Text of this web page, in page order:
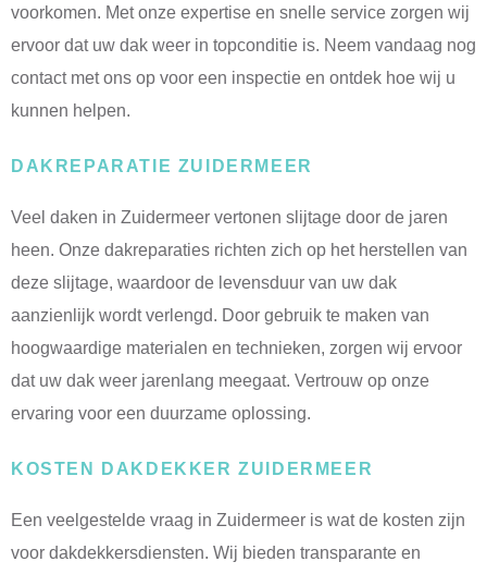
voorkomen. Met onze expertise en snelle service zorgen wij
ervoor dat uw dak weer in topconditie is. Neem vandaag nog
contact met ons op voor een inspectie en ontdek hoe wij u
kunnen helpen.
DAKREPARATIE ZUIDERMEER
Veel daken in Zuidermeer vertonen slijtage door de jaren
heen. Onze dakreparaties richten zich op het herstellen van
deze slijtage, waardoor de levensduur van uw dak
aanzienlijk wordt verlengd. Door gebruik te maken van
hoogwaardige materialen en technieken, zorgen wij ervoor
dat uw dak weer jarenlang meegaat. Vertrouw op onze
ervaring voor een duurzame oplossing.
KOSTEN DAKDEKKER ZUIDERMEER
Een veelgestelde vraag in Zuidermeer is wat de kosten zijn
voor dakdekkersdiensten. Wij bieden transparante en